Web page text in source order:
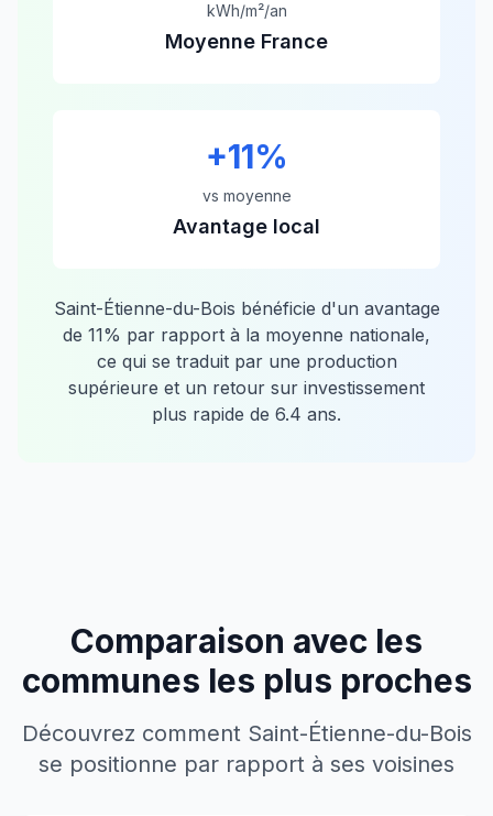
kWh/m²/an
Moyenne France
+11%
vs moyenne
Avantage local
Saint-Étienne-du-Bois bénéficie d'un avantage
de 11% par rapport à la moyenne nationale,
ce qui se traduit par une production
supérieure et un retour sur investissement
plus rapide de 6.4 ans.
Comparaison avec les
communes les plus proches
Découvrez comment Saint-Étienne-du-Bois
se positionne par rapport à ses voisines